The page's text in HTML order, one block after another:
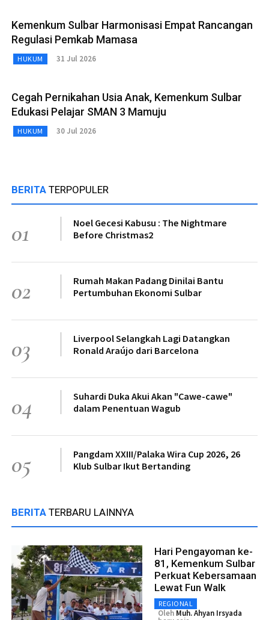
Kemenkum Sulbar Harmonisasi Empat Rancangan
Regulasi Pemkab Mamasa
HUKUM 31 Jul 2026
Cegah Pernikahan Usia Anak, Kemenkum Sulbar
Edukasi Pelajar SMAN 3 Mamuju
HUKUM 30 Jul 2026
BERITA TERPOPULER
01
Noel Gecesi Kabusu : The Nightmare
Before Christmas2
02
Rumah Makan Padang Dinilai Bantu
Pertumbuhan Ekonomi Sulbar
03
Liverpool Selangkah Lagi Datangkan
Ronald Araújo dari Barcelona
04
Suhardi Duka Akui Akan "Cawe-cawe"
dalam Penentuan Wagub
05
Pangdam XXIII/Palaka Wira Cup 2026, 26
Klub Sulbar Ikut Bertanding
BERITA TERBARU LAINNYA
Hari Pengayoman ke-
81, Kemenkum Sulbar
Perkuat Kebersamaan
Lewat Fun Walk
REGIONAL
Oleh Muh. Ahyan Irsyada